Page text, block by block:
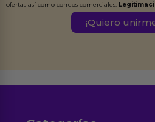
ofertas así como correos comerciales.
Destinatarios:Ferran Roig